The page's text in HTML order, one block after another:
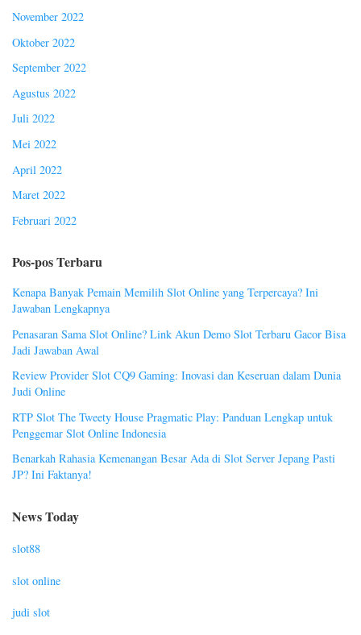
November 2022
Oktober 2022
September 2022
Agustus 2022
Juli 2022
Mei 2022
April 2022
Maret 2022
Februari 2022
Pos-pos Terbaru
Kenapa Banyak Pemain Memilih Slot Online yang Terpercaya? Ini
Jawaban Lengkapnya
Penasaran Sama Slot Online? Link Akun Demo Slot Terbaru Gacor Bisa
Jadi Jawaban Awal
Review Provider Slot CQ9 Gaming: Inovasi dan Keseruan dalam Dunia
Judi Online
RTP Slot The Tweety House Pragmatic Play: Panduan Lengkap untuk
Penggemar Slot Online Indonesia
Benarkah Rahasia Kemenangan Besar Ada di Slot Server Jepang Pasti
JP? Ini Faktanya!
News Today
slot88
slot online
judi slot